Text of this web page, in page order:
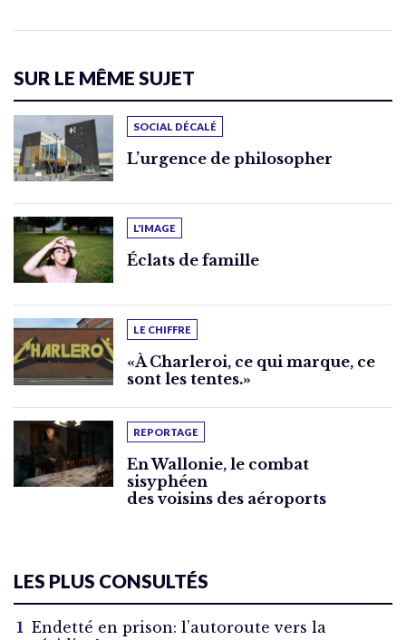
SUR LE MÊME SUJET
SOCIAL DÉCALÉ
L’urgence de philosopher
L'IMAGE
Éclats de famille
LE CHIFFRE
«À Charleroi, ce qui marque, ce
sont les tentes.»
REPORTAGE
En Wallonie, le combat
sisyphéen
des voisins des aéroports
LES PLUS CONSULTÉS
Endetté en prison: l’autoroute vers la